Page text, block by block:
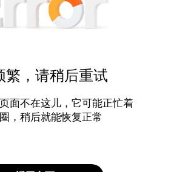
繁，请稍后重试
面不在这儿，它可能正忙着
，稍后就能恢复正常